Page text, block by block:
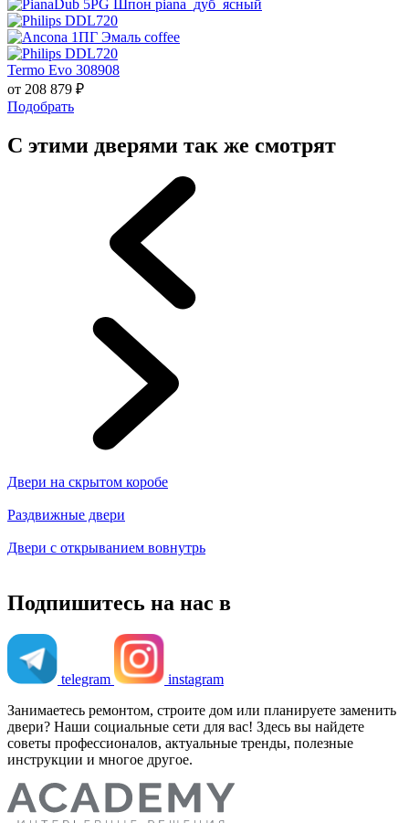
Termo Evo 308908
от 208 879 ₽
Подобрать
С этими дверями так же смотрят
Двери на скрытом коробе
Раздвижные двери
Двери с открыванием вовнутрь
Подпишитесь на нас в
telegram
instagram
Занимаетесь ремонтом, строите дом или планируете заменить
двери? Наши социальные сети для вас! Здесь вы найдете
советы профессионалов, актуальные тренды, полезные
инструкции и многое другое.